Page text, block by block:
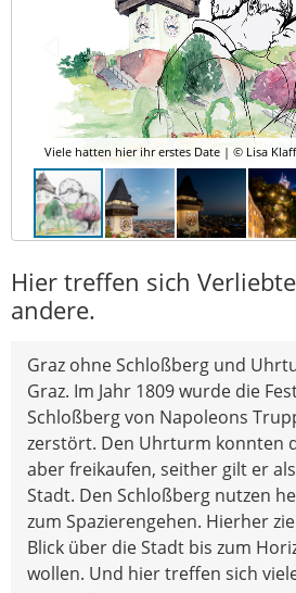
Viele hatten hier ihr erstes Date | © Lisa
Hier treffen sich
andere.
Graz ohne Schloßberg und
Graz. Im Jahr 1809 wurde die
Schloßberg von Napoleons
zerstört. Den Uhrturm konnten
aber freikaufen, seither gilt er
Stadt. Den Schloßberg nutzen
zum Spazierengehen. Hierher
Blick über die Stadt bis zum
wollen. Und hier treffen sich